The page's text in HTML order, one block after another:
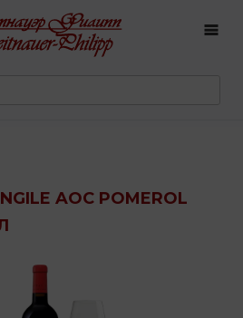
AOC POMEROL